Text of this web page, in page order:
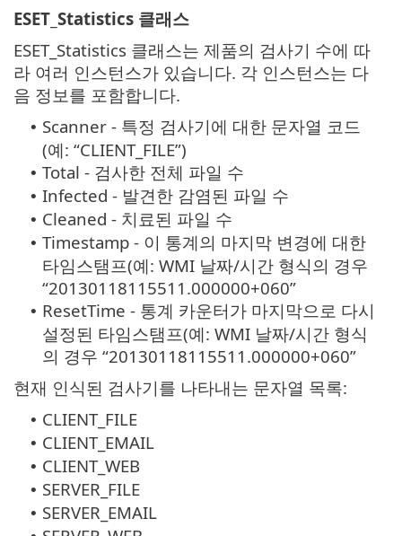
ESET_Statistics 클래스
ESET_Statistics 클래스는 제품의 검사기 수에 따
라 여러 인스턴스가 있습니다. 각 인스턴스는 다
음 정보를 포함합니다.
• Scanner - 특정 검사기에 대한 문자열 코드
(예: “CLIENT_FILE”)
• Total - 검사한 전체 파일 수
• Infected - 발견한 감염된 파일 수
• Cleaned - 치료된 파일 수
• Timestamp - 이 통계의 마지막 변경에 대한
타임스탬프(예: WMI 날짜/시간 형식의 경우
“20130118115511.000000+060”
• ResetTime - 통계 카운터가 마지막으로 다시
설정된 타임스탬프(예: WMI 날짜/시간 형식
의 경우 “20130118115511.000000+060”
현재 인식된 검사기를 나타내는 문자열 목록:
• CLIENT_FILE
• CLIENT_EMAIL
• CLIENT_WEB
• SERVER_FILE
• SERVER_EMAIL